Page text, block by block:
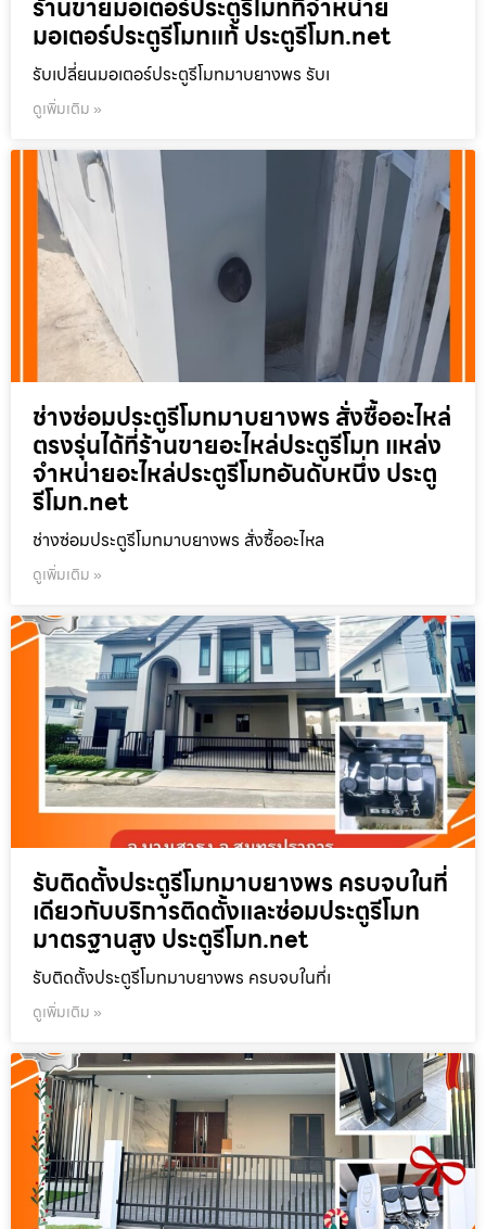
ร้านขายมอเตอร์ประตูรีโมทที่จำหน่าย
มอเตอร์ประตูรีโมทแท้ ประตูรีโมท.net
รับเปลี่ยนมอเตอร์ประตูรีโมทมาบยางพร รับเ
ดูเพิ่มเติม »
ช่างซ่อมประตูรีโมทมาบยางพร สั่งซื้ออะไหล่
ตรงรุ่นได้ที่ร้านขายอะไหล่ประตูรีโมท แหล่ง
จำหน่ายอะไหล่ประตูรีโมทอันดับหนึ่ง ประตู
รีโมท.net
ช่างซ่อมประตูรีโมทมาบยางพร สั่งซื้ออะไหล
ดูเพิ่มเติม »
รับติดตั้งประตูรีโมทมาบยางพร ครบจบในที่
เดียวกับบริการติดตั้งและซ่อมประตูรีโมท
มาตรฐานสูง ประตูรีโมท.net
รับติดตั้งประตูรีโมทมาบยางพร ครบจบในที่เ
ดูเพิ่มเติม »